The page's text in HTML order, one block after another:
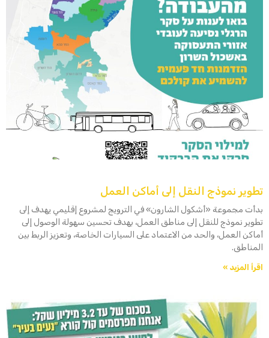
تطوير نموذج النقل إلى أماكن العمل
بدأت مجموعة «أشكول الشارون» في الترويج لمشروع إقليمي يهدف إلى
تطوير نموذج للنقل إلى مناطق العمل، بهدف تحسين سهولة الوصول إلى
أماكن العمل، والحد من الاعتماد على السيارات الخاصة، وتعزيز الربط بين
المناطق.
اقرأ المزيد »